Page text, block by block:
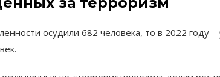
осудили 682 человека, то в 2022 году –